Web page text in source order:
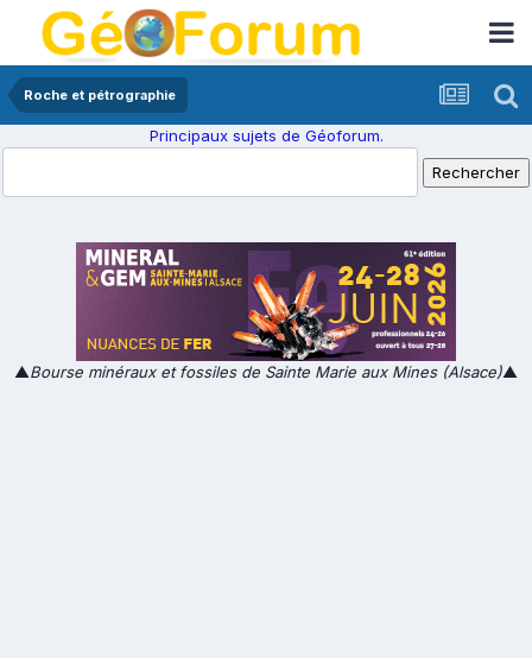
Roche et pétrographie
Principaux sujets de Géoforum.
▲Bourse minéraux et fossiles de Sainte Marie aux Mines (Alsace)▲